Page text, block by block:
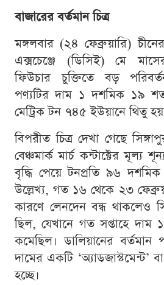
বাজারের বর্তমান চিত্র
মঙ্গলবার (২৪ ফেব্রুয়ারি)
এক্সচেঞ্জে (ডিসিই) মে
ফিউচার চুক্তিতে বড়
পণ্যটির দাম ১ দশমিক ১৯
মেট্রিক টন ৭৪৫ ইউয়ানে থিতু
বিপরীত চিত্র দেখা গেছে
বেঞ্চমার্ক মার্চ কন্টাক্টের মূল্য
বৃদ্ধি পেয়ে টনপ্রতি ৯৬
উল্লেখ্য, গত ১৬ থেকে ২৩
কারণে লেনদেন বন্ধ থাকলেও
ছিল, যেখানে গত সপ্তাহে
কমেছিল। ডালিয়ানের
দামের একটি ‘অ্যাডজাস্টমেন্ট’
হচ্ছে।